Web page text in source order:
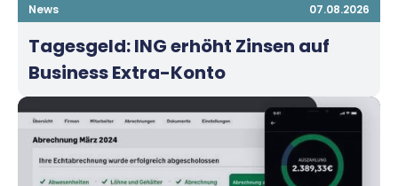
07.08.2026
News
Tagesgeld: ING erhöht Zinsen auf
Business Extra-Konto